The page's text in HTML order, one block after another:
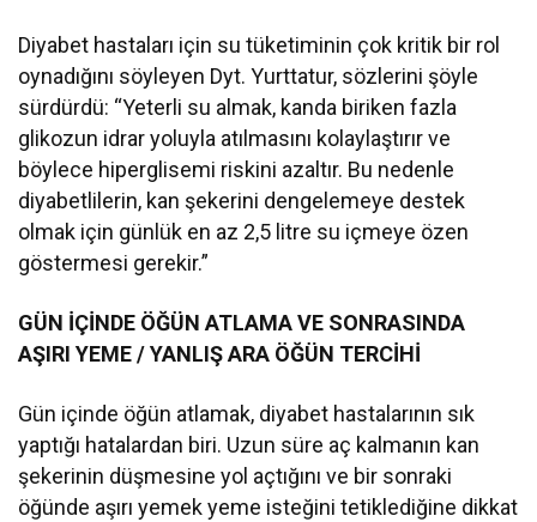
Diyabet hastaları için su tüketiminin çok kritik bir rol
oynadığını söyleyen Dyt. Yurttatur, sözlerini şöyle
sürdürdü: “Yeterli su almak, kanda biriken fazla
glikozun idrar yoluyla atılmasını kolaylaştırır ve
böylece hiperglisemi riskini azaltır. Bu nedenle
diyabetlilerin, kan şekerini dengelemeye destek
olmak için günlük en az 2,5 litre su içmeye özen
göstermesi gerekir.”
GÜN İÇİNDE ÖĞÜN ATLAMA VE SONRASINDA
AŞIRI YEME / YANLIŞ ARA ÖĞÜN TERCİHİ
Gün içinde öğün atlamak, diyabet hastalarının sık
yaptığı hatalardan biri. Uzun süre aç kalmanın kan
şekerinin düşmesine yol açtığını ve bir sonraki
öğünde aşırı yemek yeme isteğini tetiklediğine dikkat